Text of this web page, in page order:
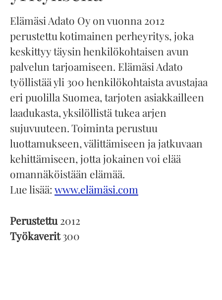
Elämäsi Adato Oy on vuonna 2012
perustettu kotimainen perheyritys, joka
keskittyy täysin henkilökohtaisen avun
palvelun tarjoamiseen. Elämäsi Adato
työllistää yli 300 henkilökohtaista avustajaa
eri puolilla Suomea, tarjoten asiakkailleen
laadukasta, yksilöllistä tukea arjen
sujuvuuteen. Toiminta perustuu
luottamukseen, välittämiseen ja jatkuvaan
kehittämiseen, jotta jokainen voi elää
omannäköistään elämää.
Lue lisää: www.elämäsi.com
Perustettu2012
Työkaverit300